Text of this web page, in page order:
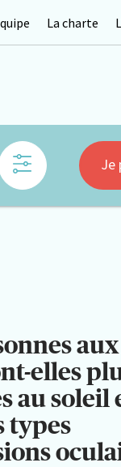
La charte
Je
elles
au soleil
types